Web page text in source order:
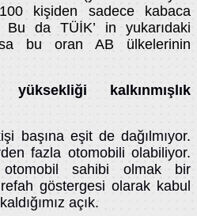
kişiden sadece kabaca
Bu da TÜİK’ in yukarıdaki
bu oran AB ülkelerinin
yüksekliği kalkınmışlık
başına eşit de dağılmıyor.
fazla otomobili olabiliyor.
otomobil sahibi olmak bir
göstergesi olarak kabul
açık.